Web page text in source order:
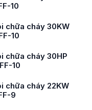
10
chữa cháy 30KW
10
chữa cháy 30HP
10
chữa cháy 22KW
9